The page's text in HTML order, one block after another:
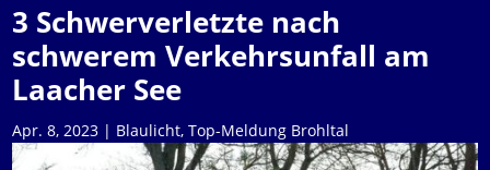
3 Schwerverletzte nach
schwerem Verkehrsunfall am
Laacher See
Apr. 8, 2023 | Blaulicht, Top-Meldung Brohltal